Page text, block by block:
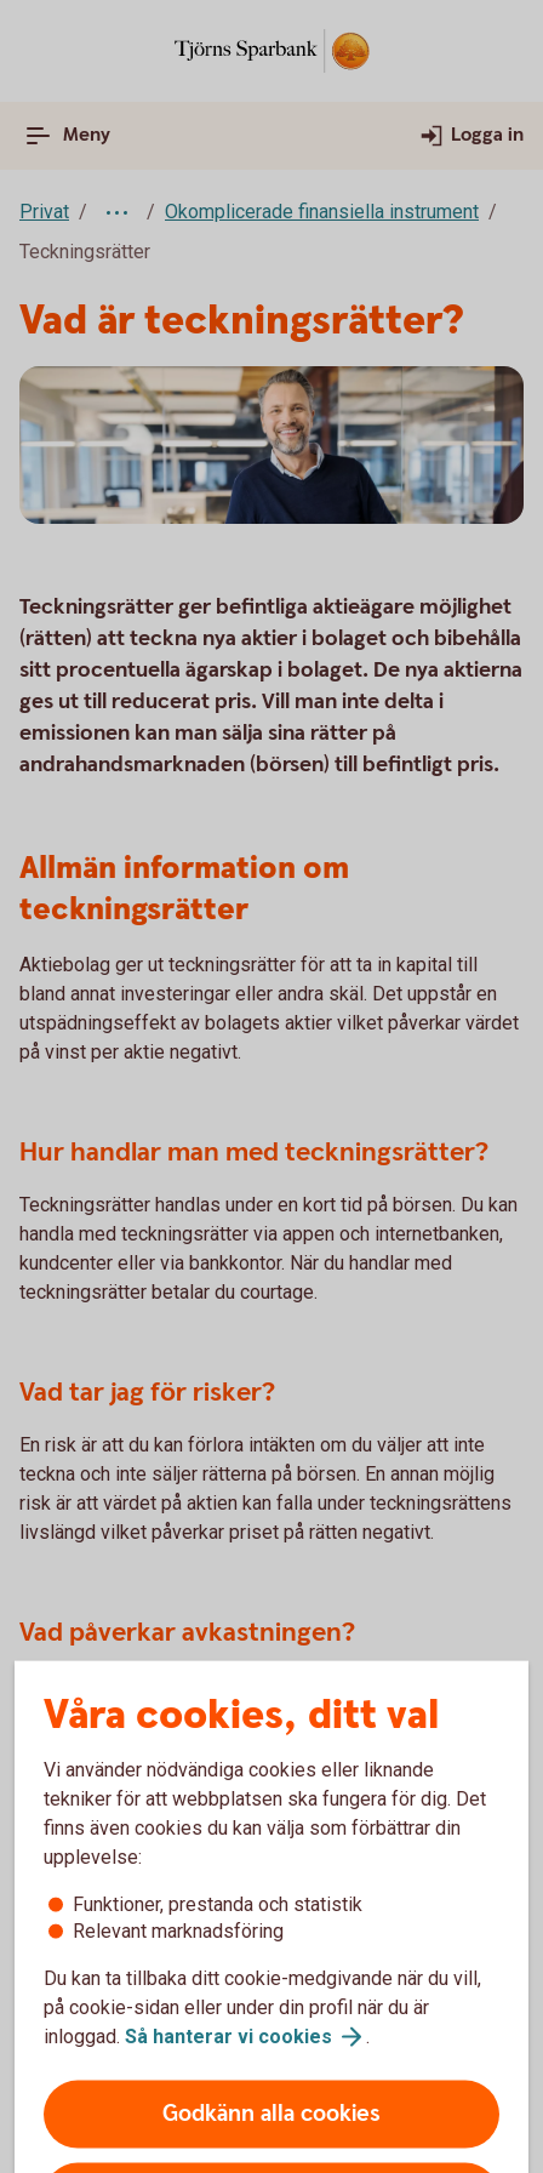
Meny Logga in
Privat
Okomplicerade finansiella instrument
Teckningsrätter
Vad är teckningsrätter?
Teckningsrätter ger befintliga aktieägare möjlighet
(rätten) att teckna nya aktier i bolaget och bibehålla
sitt procentuella ägarskap i bolaget. De nya aktierna
ges ut till reducerat pris. Vill man inte delta i
emissionen kan man sälja sina rätter på
andrahandsmarknaden (börsen) till befintligt pris.
Allmän information om
teckningsrätter
Aktiebolag ger ut teckningsrätter för att ta in kapital till
bland annat investeringar eller andra skäl. Det uppstår en
utspädningseffekt av bolagets aktier vilket påverkar värdet
på vinst per aktie negativt.
Hur handlar man med teckningsrätter?
Teckningsrätter handlas under en kort tid på börsen. Du kan
handla med teckningsrätter via appen och internetbanken,
kundcenter eller via bankkontor. När du handlar med
teckningsrätter betalar du courtage.
Vad tar jag för risker?
En risk är att du kan förlora intäkten om du väljer att inte
teckna och inte säljer rätterna på börsen. En annan möjlig
risk är att värdet på aktien kan falla under teckningsrättens
livslängd vilket påverkar priset på rätten negativt.
Vad påverkar avkastningen?
huvudsakligen aktiens värde i relation till teckningskursen
som är avgörande för avkastningen. Om aktien handlas
under teckningskursen är det billigare att köpa aktien än att
köpa rätter att teckna.
För- och nackdelar med
teckningsrätter
Fördelar
Möjlighet att teckna nya aktier till reducerat pris.
Vill du inte teckna aktier har du möjlighet att sälja dina
rätter på andrahandsmarknaden.
Våra cookies, ditt val
Vi använder nödvändiga cookies eller liknande
tekniker för att webbplatsen ska fungera för dig. Det
finns även cookies du kan välja som förbättrar din
upplevelse:
Funktioner, prestanda och statistik
Relevant marknadsföring
Du kan ta tillbaka ditt cookie-medgivande när du vill,
på cookie-sidan eller under din profil när du är
inloggad. Så hanterar vi cookies .
Godkänn alla cookies